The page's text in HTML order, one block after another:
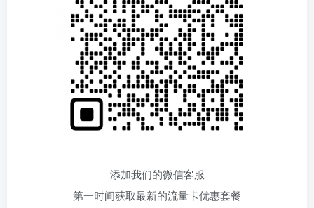
添加我们的微信客服
第一时间获取最新的流量卡优惠套餐